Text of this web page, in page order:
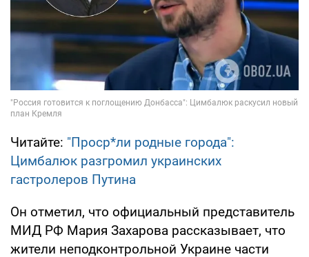
Читайте: "Проср*ли родные города":
Цимбалюк разгромил украинских
гастролеров Путина
Он отметил, что официальный представитель
МИД РФ Мария Захарова рассказывает, что
жители неподконтрольной Украине части